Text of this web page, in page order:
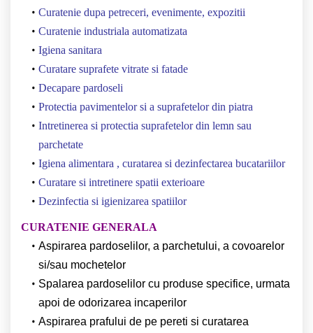
Curatenie dupa petreceri, evenimente, expozitii
Curatenie industriala automatizata
Igiena sanitara
Curatare suprafete vitrate si fatade
Decapare pardoseli
Protectia pavimentelor si a suprafetelor din piatra
Intretinerea si protectia suprafetelor din lemn sau
parchetate
Igiena alimentara , curatarea si dezinfectarea bucatariilor
Curatare si intretinere spatii exterioare
Dezinfectia si igienizarea spatiilor
CURATENIE GENERALA
Aspirarea pardoselilor, a parchetului, a covoarelor
si/sau mochetelor
Spalarea pardoselilor cu produse specifice, urmata
apoi de odorizarea incaperilor
Aspirarea prafului de pe pereti si curatarea